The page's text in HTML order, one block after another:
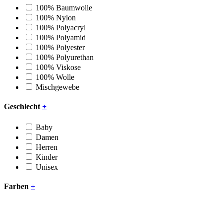
100% Baumwolle
100% Nylon
100% Polyacryl
100% Polyamid
100% Polyester
100% Polyurethan
100% Viskose
100% Wolle
Mischgewebe
Geschlecht +
Baby
Damen
Herren
Kinder
Unisex
Farben +